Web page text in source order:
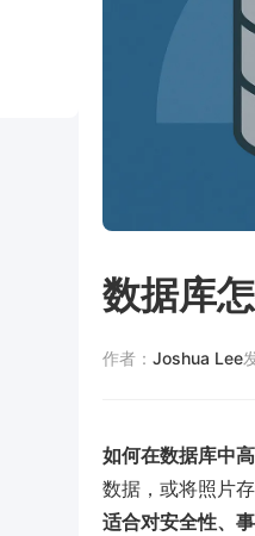
数据库
作者： Joshua Lee
如何在数据库中
数据，或将照片
适合对安全性、